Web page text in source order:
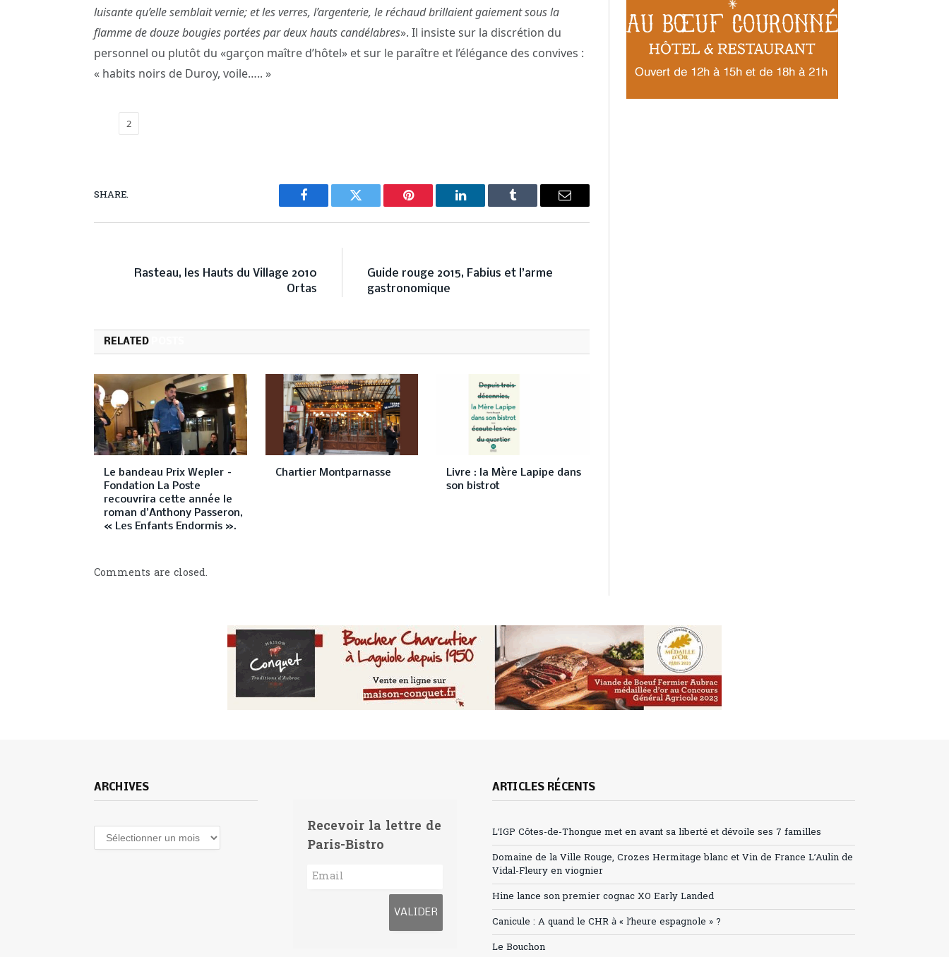
luisante qu’elle semblait vernie; et les verres, l’argenterie, le réchaud brillaient gaiement sous la
flamme de douze bougies portées par deux hauts candélabres». Il insiste sur la discrétion du
personnel ou plutôt du «garçon maître d’hôtel» et sur le paraître et l’élégance des convives :
« habits noirs de Duroy, voile….. »
2
SHARE.
Facebook Twitter Pinterest LinkedIn Tumblr Email
Rasteau, les Hauts du Village 2010
Ortas
Guide rouge 2015, Fabius et l’arme
gastronomique
RELATED
Le bandeau Prix Wepler –
Fondation La Poste
recouvrira cette année le
roman d’Anthony Passeron,
« Les Enfants Endormis ».
Chartier Montparnasse
Livre : la Mère Lapipe dans
son bistrot
Comments are closed.
ARCHIVES
Archives
Recevoir la lettre de
Paris-Bistro
ARTICLES RÉCENTS
L’IGP Côtes-de-Thongue met en avant sa liberté et dévoile ses 7 familles
Domaine de la Ville Rouge, Crozes Hermitage blanc et Vin de France L’Aulin de
Vidal-Fleury en viognier
Hine lance son premier cognac XO Early Landed
Canicule : A quand le CHR à « l’heure espagnole » ?
Le Bouchon